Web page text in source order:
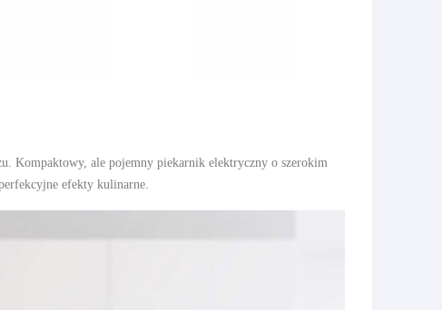
Kompaktowy, ale pojemny piekarnik elektryczny o szerokim
efekty kulinarne.